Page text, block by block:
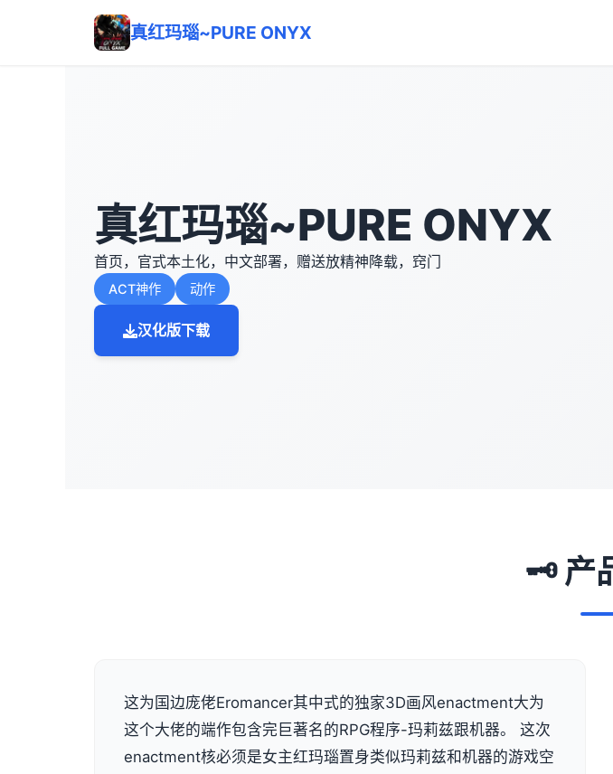
真红玛瑙~PURE ONYX
真红玛瑙~PURE ONYX
首页，官式本土化，中文部署，赠送放精神降载，窍门
ACT神作 动作
汉化版下载
🗝️ 产
这为国边庞佬Eromancer其中式的独家3D画风enactment大为
这个大佬的端作包含完巨著名的RPG程序-玛莉兹跟机器。 这次
enactment核必须是女主红玛瑙置身类似玛莉兹和机器的游戏空